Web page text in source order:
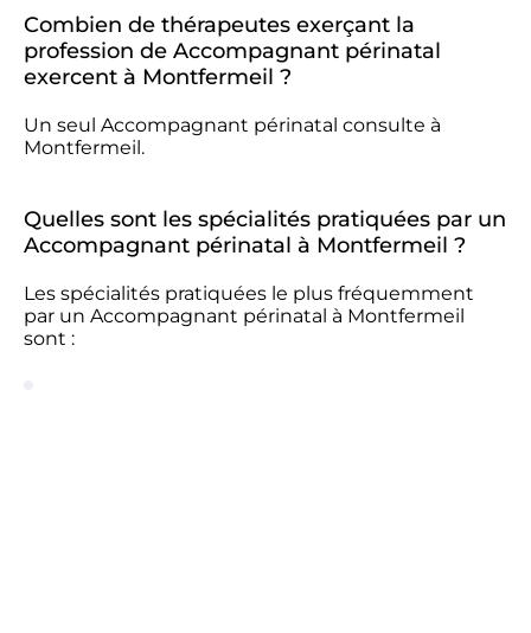
Combien de thérapeutes exerçant la
profession de Accompagnant périnatal
exercent à Montfermeil ?
Un seul Accompagnant périnatal consulte à
Montfermeil.
Quelles sont les spécialités pratiquées par un
Accompagnant périnatal à Montfermeil ?
Les spécialités pratiquées le plus fréquemment
par un Accompagnant périnatal à Montfermeil
sont :